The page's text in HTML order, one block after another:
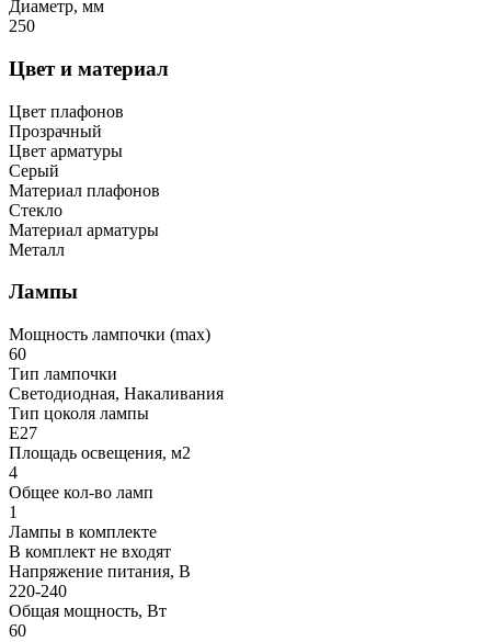
Диаметр, мм
250
Цвет и материал
Цвет плафонов
Прозрачный
Цвет арматуры
Серый
Материал плафонов
Стекло
Материал арматуры
Металл
Лампы
Мощность лампочки (max)
60
Тип лампочки
Светодиодная, Накаливания
Тип цоколя лампы
E27
Площадь освещения, м2
4
Общее кол-во ламп
1
Лампы в комплекте
В комплект не входят
Напряжение питания, В
220-240
Общая мощность, Вт
60